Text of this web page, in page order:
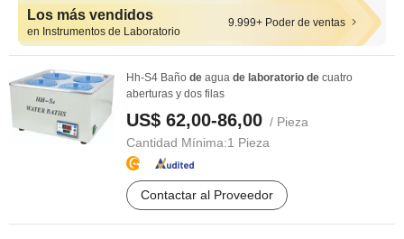
Los más vendidos
en Instrumentos de Laboratorio
9.999+ Poder de ventas
Hh-S4 Baño de agua de laboratorio de cuatro
aberturas y dos filas
US$ 62,00-86,00 / Pieza
Cantidad Mínima:1 Pieza
Contactar al Proveedor